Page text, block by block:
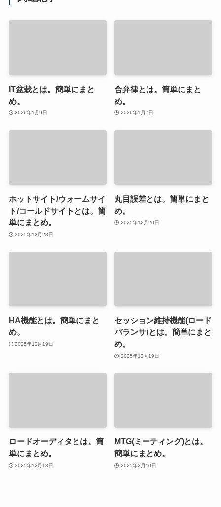
IT盆栽とは。簡単にまと
め。
2026年1月9日
合弁律とは。簡単にまと
め。
2026年1月7日
ホットサイト/ウォームサイ
ト/コールドサイトとは。簡
単にまとめ。
2025年12月28日
丸目誤差とは。簡単にまと
め。
2025年12月20日
HA機能とは。簡単にまと
め。
2025年12月19日
セッション維持機能(ロード
バランサ)とは。簡単にまと
め。
2025年12月19日
ロードオーディタとは。簡
単にまとめ。
2025年12月18日
MTG(ミーティング)とは。
簡単にまとめ。
2025年2月10日